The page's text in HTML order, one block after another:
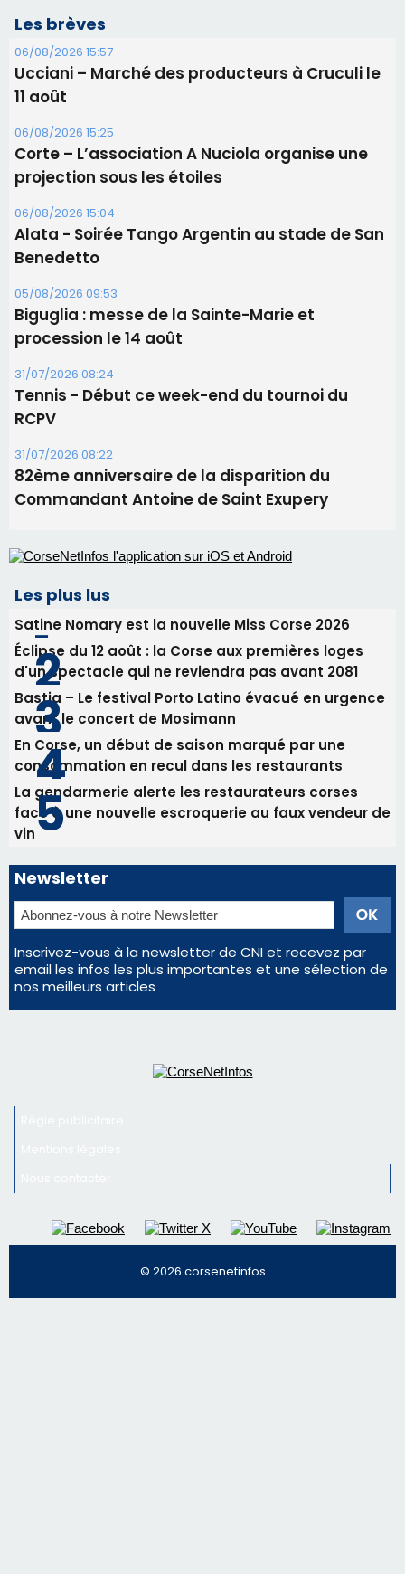
Les brèves
06/08/2026 15:57
Ucciani – Marché des producteurs à Cruculi le
11 août
06/08/2026 15:25
Corte – L’association A Nuciola organise une
projection sous les étoiles
06/08/2026 15:04
Alata - Soirée Tango Argentin au stade de San
Benedetto
05/08/2026 09:53
Biguglia : messe de la Sainte-Marie et
procession le 14 août
31/07/2026 08:24
Tennis - Début ce week-end du tournoi du
RCPV
31/07/2026 08:22
82ème anniversaire de la disparition du
Commandant Antoine de Saint Exupery
Les plus lus
Satine Nomary est la nouvelle Miss Corse 2026
Éclipse du 12 août : la Corse aux premières loges
d'un spectacle qui ne reviendra pas avant 2081
Bastia – Le festival Porto Latino évacué en urgence
avant le concert de Mosimann
En Corse, un début de saison marqué par une
consommation en recul dans les restaurants
La gendarmerie alerte les restaurateurs corses
face à une nouvelle escroquerie au faux vendeur de
vin
Newsletter
Inscrivez-vous à la newsletter de CNI et recevez par
email les infos les plus importantes et une sélection de
nos meilleurs articles
© 2026 corsenetinfos